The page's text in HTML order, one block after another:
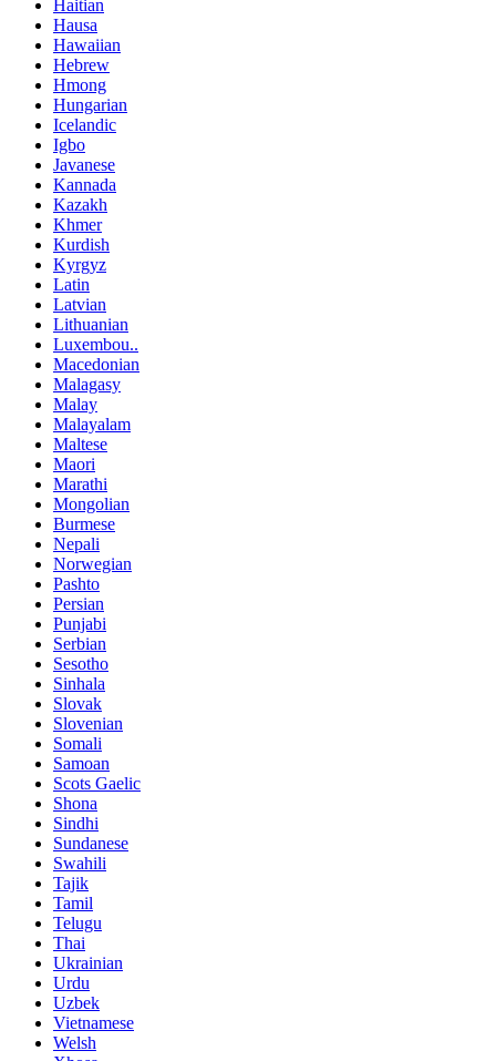
Haitian
Hausa
Hawaiian
Hebrew
Hmong
Hungarian
Icelandic
Igbo
Javanese
Kannada
Kazakh
Khmer
Kurdish
Kyrgyz
Latin
Latvian
Lithuanian
Luxembou..
Macedonian
Malagasy
Malay
Malayalam
Maltese
Maori
Marathi
Mongolian
Burmese
Nepali
Norwegian
Pashto
Persian
Punjabi
Serbian
Sesotho
Sinhala
Slovak
Slovenian
Somali
Samoan
Scots Gaelic
Shona
Sindhi
Sundanese
Swahili
Tajik
Tamil
Telugu
Thai
Ukrainian
Urdu
Uzbek
Vietnamese
Welsh